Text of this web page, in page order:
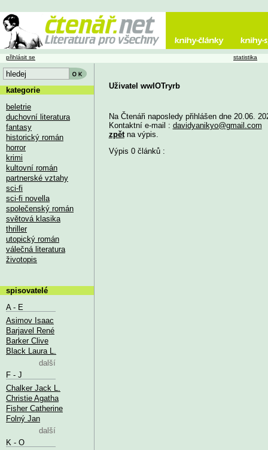
Uživatel wwIOTryrb
Na Čtenáři naposledy přihlášen dne 20.06.
Kontaktní e-mail : davidyanikyo@gmail.com
zpětna výpis.
Výpis 0 článků :
přihlásit se statistika
kategorie
beletrie
duchovní literatura
fantasy
historický román
horror
krimi
kultovní román
partnerské vztahy
sci-fi
sci-fi novella
společenský román
světová klasika
thriller
utopický román
válečná literatura
životopis
spisovatelé
A - E
Asimov Isaac
Barjavel René
Barker Clive
Black Laura L.
další
F - J
Chalker Jack L.
Christie Agatha
Fisher Catherine
Folný Jan
další
K - O